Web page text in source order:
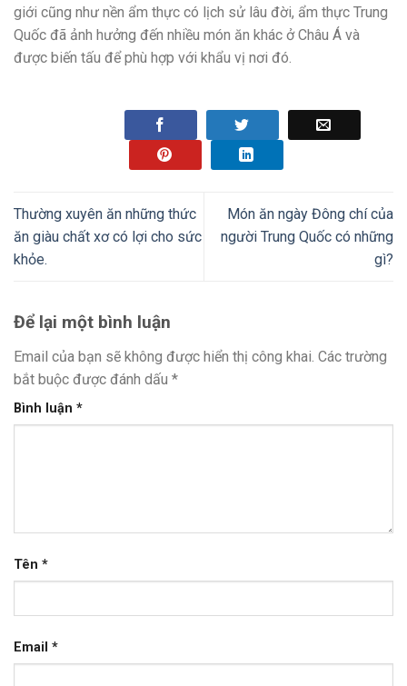
giới cũng như nền ẩm thực có lịch sử lâu đời, ẩm thực Trung
Quốc đã ảnh hưởng đến nhiều món ăn khác ở Châu Á và
được biến tấu để phù hợp với khẩu vị nơi đó.
Thường xuyên ăn những thức
ăn giàu chất xơ có lợi cho sức
khỏe.
Món ăn ngày Đông chí của
người Trung Quốc có những
gì?
Để lại một bình luận
Email của bạn sẽ không được hiển thị công khai. Các trường
bắt buộc được đánh dấu *
Bình luận *
Tên *
Email *